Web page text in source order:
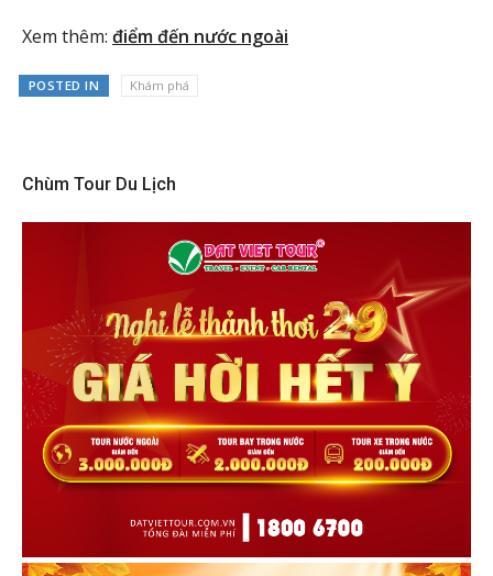
Xem thêm: điểm đến nước ngoài
POSTED IN Khám phá
Chùm Tour Du Lịch